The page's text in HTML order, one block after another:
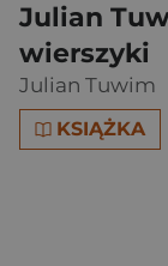
Julian
wierszyki
Julian Tuwim
KSIĄŻKA